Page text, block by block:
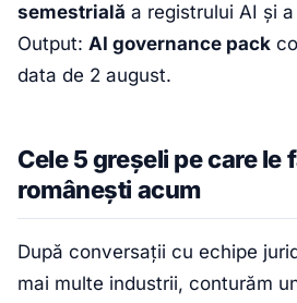
semestrială a registrului AI și
Output: AI governance pack
data de 2 august.
Cele 5 greșeli pe care le
românești acum
După conversații cu echipe
mai multe industrii, conturăm